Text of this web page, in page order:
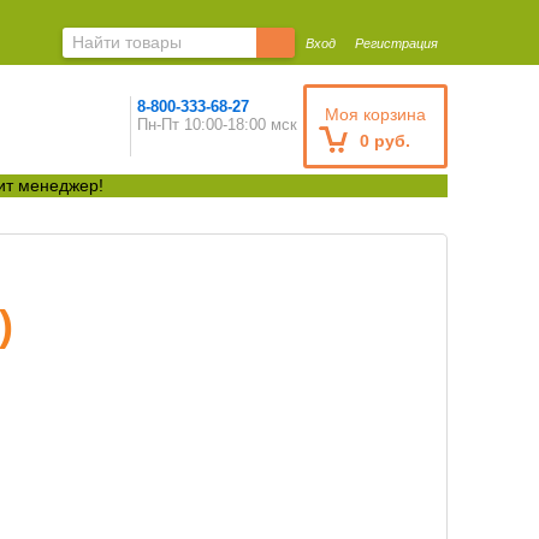
Вход Регистрация
Моя корзина
0 руб.
8-800-333-68-27
Пн-Пт 10:00-18:00 мск
менеджер!